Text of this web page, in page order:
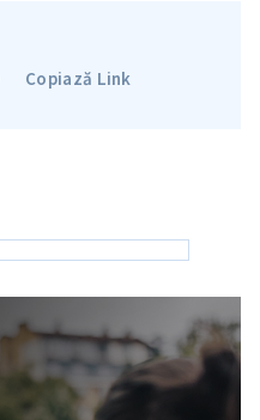
Copiază Link